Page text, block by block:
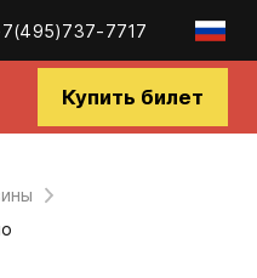
7717
Купить билет